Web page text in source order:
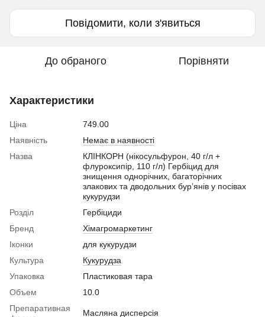
Повідомити, коли з'явиться
До обраного Порівняти
Характеристики
Ціна
749.00
Наявність
Немає в наявності
Назва
КЛІНКОРН (нікосульфурон, 40 г/л +
флуроксипір, 110 г/л) Гербіцид для
знищення однорічних, багаторічних
злакових та дводольних бур’янів у посівах
кукурудзи
Розділ
Гербіциди
Бренд
Хімагромаркетинг
Іконки
для кукурудзи
Культура
Кукурудза
Упаковка
Пластиковая тара
Объем
10.0
Препаративная
Масляна дисперсія